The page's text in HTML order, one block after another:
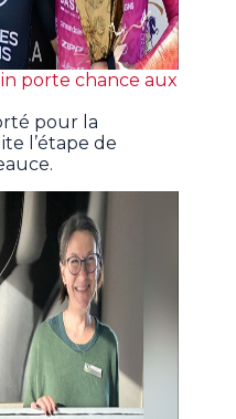
porte chance aux
pour la
l’étape de